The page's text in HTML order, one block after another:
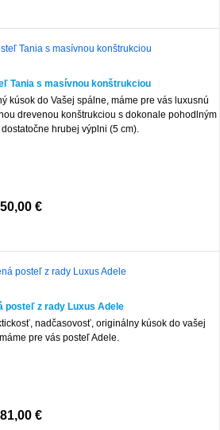
Tania s masívnou konštrukciou
kúsok do Vašej spálne, máme pre vás luxusnú
drevenou konštrukciou s dokonale pohodlným
hrubej výplni (5 cm).
€
posteľ z rady Luxus Adele
nadčasovosť, originálny kúsok do vašej
pre vás posteľ Adele.
€